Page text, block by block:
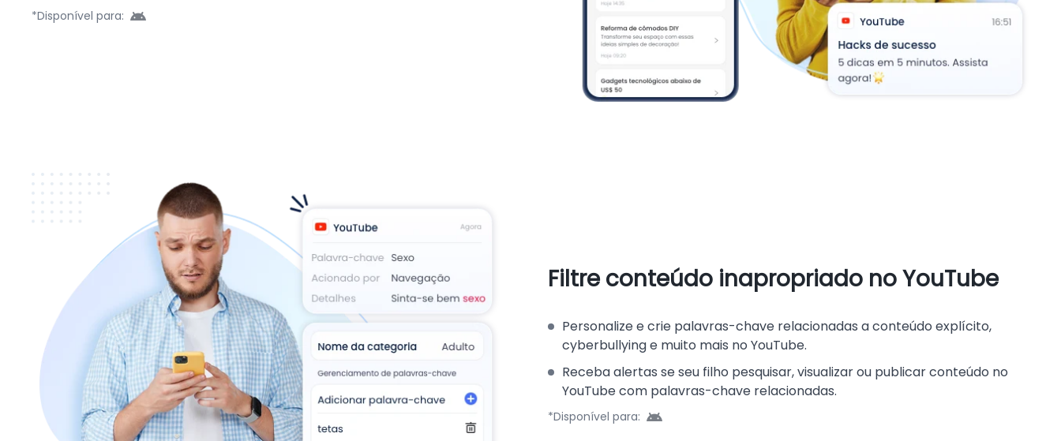
*Disponível para:
Filtre conteúdo inapropriado no YouTube
Personalize e crie palavras-chave relacionadas a conteúdo explícito,
cyberbullying e muito mais no YouTube.
Receba alertas se seu filho pesquisar, visualizar ou publicar conteúdo no
YouTube com palavras-chave relacionadas.
*Disponível para: